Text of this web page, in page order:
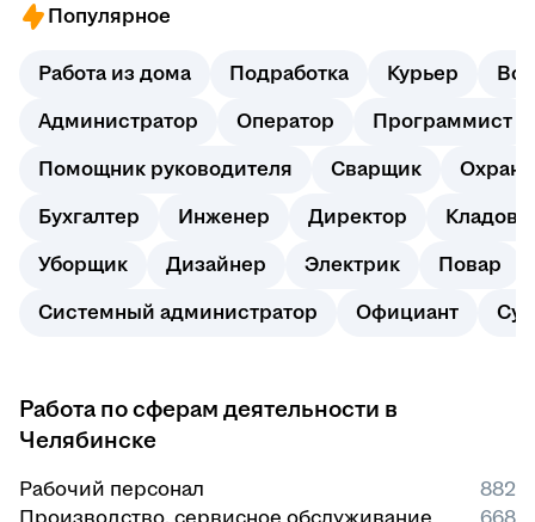
Популярное
Работа из дома Подработка Курьер
Администратор Оператор Программист
Помощник руководителя Сварщик
Бухгалтер Инженер Директор
Уборщик Дизайнер Электрик Повар
Системный администратор Официант
Работа по сферам деятельности в
Челябинске
Рабочий персонал
882